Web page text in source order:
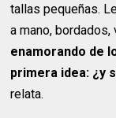
tallas pequeñas.
a mano,
enamorando de
primera idea: ¿y
relata.